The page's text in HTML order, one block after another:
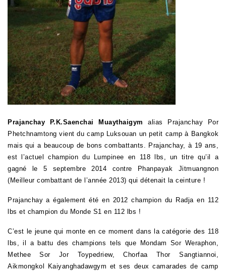
Prajanchay P.K.Saenchai Muaythaigym alias Prajanchay Por
Phetchnamtong vient du camp Luksouan un petit camp à Bangkok
mais qui a beaucoup de bons combattants. Prajanchay, à 19 ans,
est l’actuelchampion du Lumpinee en 118 lbs, un titre qu’il a
gagné le 5 septembre 2014 contre
Phanpayak Jitmuangnon
(Meilleur combattant de l’année 2013) qui détenait la ceinture !
Prajanchay a également été en 2012champion du Radja en 112
lbs et champion du Monde S1 en 112 lbs !
C’est le jeune qui monte en ce moment dans la catégorie des 118
lbs, il a battu des champions tels que Mondam Sor Weraphon,
Methee Sor Jor Toypedriew, Chorfaa Thor Sangtiannoi,
Aikmongkol Kaiyanghadawgym et ses deux camarades de camp